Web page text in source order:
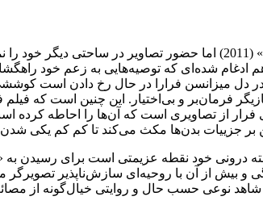
در فیلم «4:44 آخرین روز زمین» (2011) اما حضور
ادغام شده‌ای که توصیه‌هایی به زعم خود
دل میزانسن فرارا در حال رخ دادن است
فرمان‌بر و بی‌اختیار. این چنین است که
فرار از تصاویری است که آن‌ها را احاطه
بر جزییات بدن‌ها مکث می‌کند تا کم کم یکی
و بیش از آن با روحیه‌ای سازش‌ناپذیر
نوعی حسب حال و روایتی خیال‌گونه از